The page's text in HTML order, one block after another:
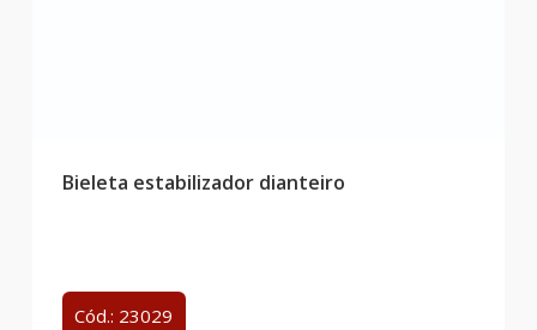
Bieleta estabilizador dianteiro
Cód.: 23029